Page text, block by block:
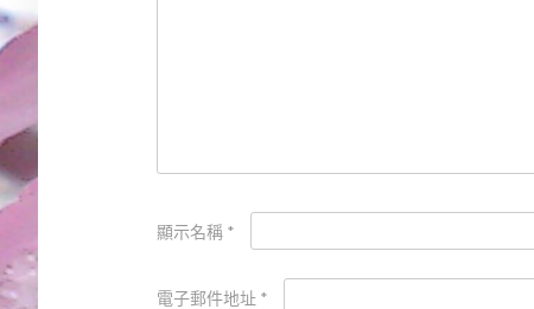
顯示名稱 *
電子郵件地址 *